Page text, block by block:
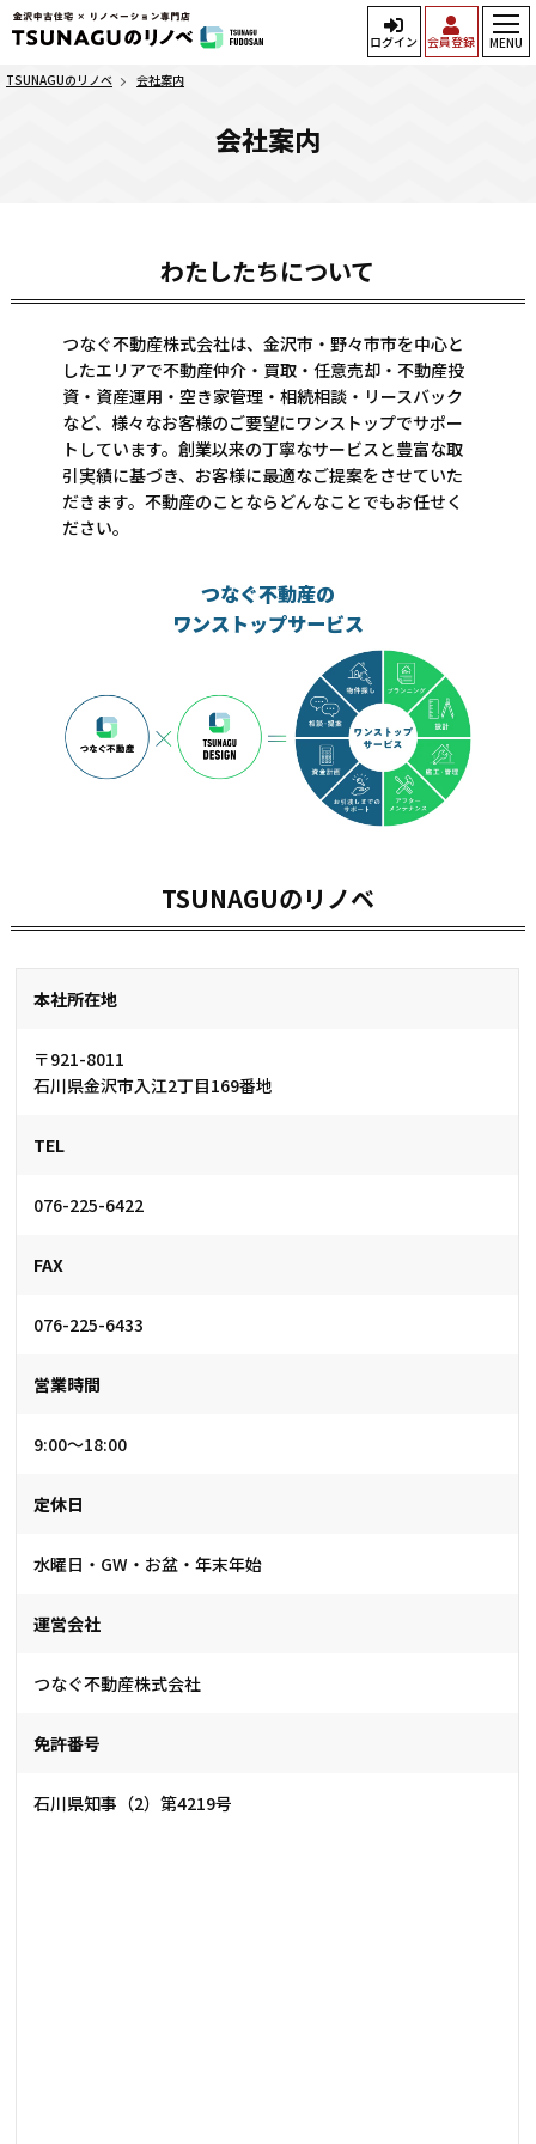
ログイン 会員登録 MENU
TSUNAGUのリノベ 会社案内
会社案内
わたしたちについて
つなぐ不動産株式会社は、金沢市・野々市市を中心と
したエリアで不動産仲介・買取・任意売却・不動産投
資・資産運用・空き家管理・相続相談・リースバック
など、様々なお客様のご要望にワンストップでサポー
トしています。創業以来の丁寧なサービスと豊富な取
引実績に基づき、お客様に最適なご提案をさせていた
だきます。不動産のことならどんなことでもお任せく
ださい。
つなぐ不動産の
ワンストップサービス
TSUNAGUのリノベ
本社所在地
〒921-8011
石川県金沢市入江2丁目169番地
TEL
076-225-6422
FAX
076-225-6433
営業時間
9:00～18:00
定休日
水曜日・GW・お盆・年末年始
運営会社
つなぐ不動産株式会社
免許番号
石川県知事（2）第4219号